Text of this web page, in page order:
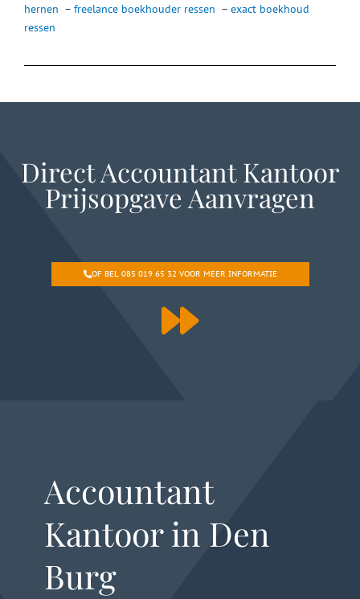
hernen – freelance boekhouder ressen – exact boekhoud
ressen
Direct Accountant Kantoor
Prijsopgave Aanvragen
OF BEL 085 019 65 32 VOOR MEER INFORMATIE
Accountant
Kantoor in Den
Burg